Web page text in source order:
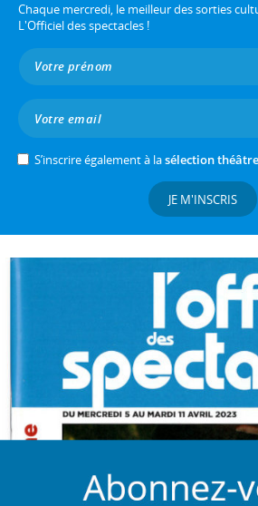
Chaque mercredi, le meilleur des sorties
L'Officiel des spectacles !
S’inscrire également à lasélection théâtre
JE M'INSCRIS